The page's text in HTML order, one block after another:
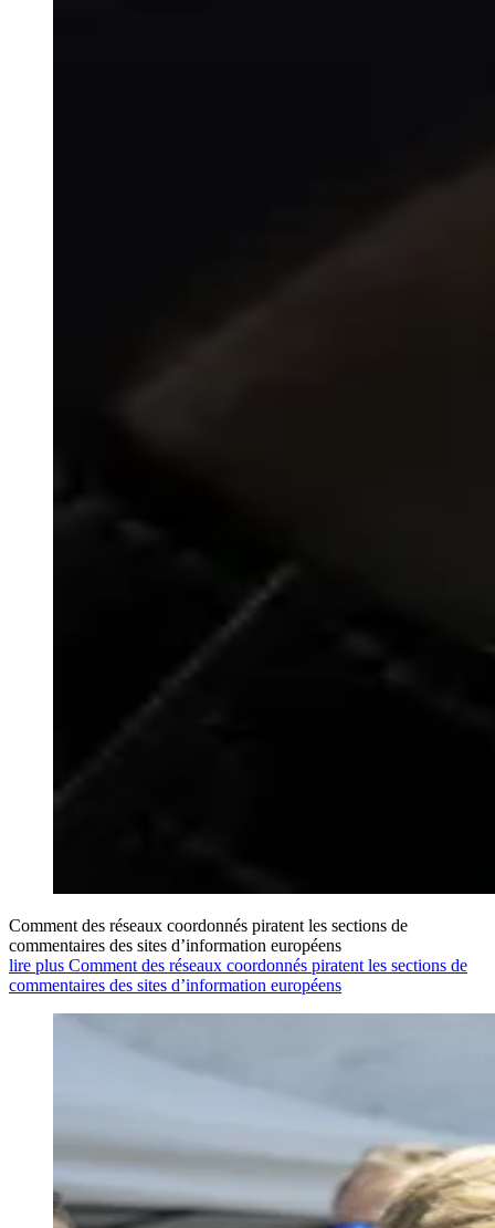
Comment des réseaux coordonnés piratent les sections de
commentaires des sites d’information européens
lire plus Comment des réseaux coordonnés piratent les sections de
commentaires des sites d’information européens